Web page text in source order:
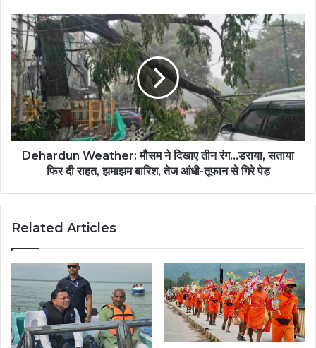
धामी
संग
प्रदेशवासियों
के
सुख-
समृद्धि
की
कामना...
Dehardun
Weather:
मौसम
ने
दिखाए
तीन
रंग...डराया,
सताया
फिर
आंधी-
पेड़
Dehardun Weather: मौसम ने दिखाए तीन रंग...डराया, सताया
फिर दी राहत, झमाझम बारिश, तेज आंधी-तूफान से गिरे पेड़
Related Articles